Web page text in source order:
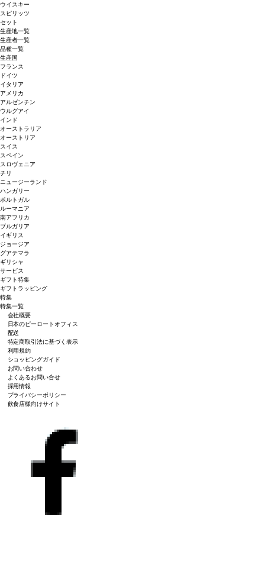
ウイスキー
スピリッツ
セット
生産地一覧
生産者一覧
品種一覧
生産国
フランス
ドイツ
イタリア
アメリカ
アルゼンチン
ウルグアイ
インド
オーストラリア
オーストリア
スイス
スペイン
スロヴェニア
チリ
ニュージーランド
ハンガリー
ポルトガル
ルーマニア
南アフリカ
ブルガリア
イギリス
ジョージア
グアテマラ
ギリシャ
サービス
ギフト特集
ギフトラッピング
特集
特集一覧
会社概要
日本のピーロートオフィス
配送
特定商取引法に基づく表示
利用規約
ショッピングガイド
お問い合わせ
よくあるお問い合せ
採用情報
プライバシーポリシー
飲食店様向けサイト